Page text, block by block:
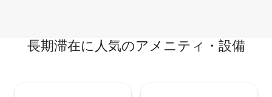
長期滞在に人気のアメニティ・設備